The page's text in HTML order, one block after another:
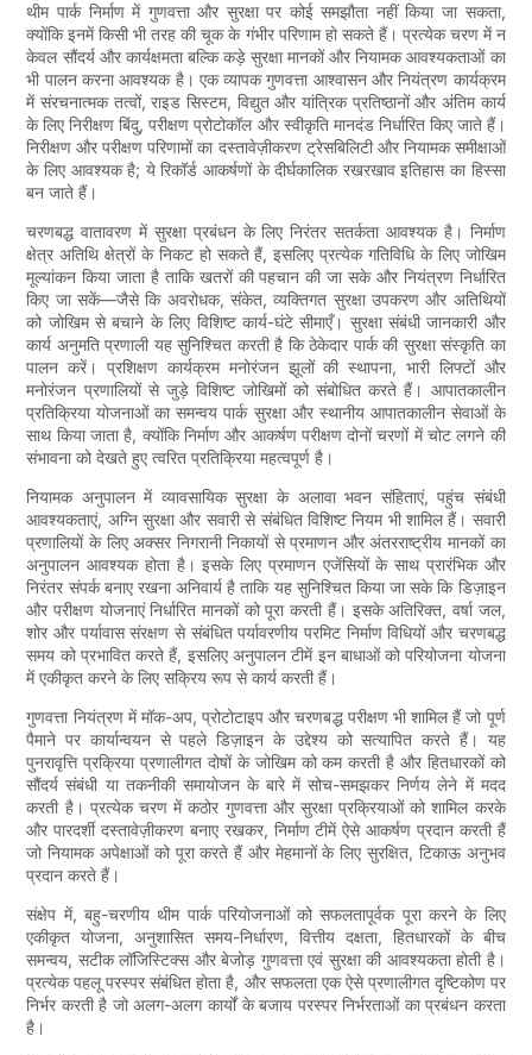
थीम पार्क निर्माण में गुणवत्ता और सुरक्षा पर कोई समझौता नहीं किया जा सकता,
क्योंकि इनमें किसी भी तरह की चूक के गंभीर परिणाम हो सकते हैं। प्रत्येक चरण में न
केवल सौंदर्य और कार्यक्षमता बल्कि कड़े सुरक्षा मानकों और नियामक आवश्यकताओं का
भी पालन करना आवश्यक है। एक व्यापक गुणवत्ता आश्वासन और नियंत्रण कार्यक्रम
में संरचनात्मक तत्वों, राइड सिस्टम, विद्युत और यांत्रिक प्रतिष्ठानों और अंतिम कार्य
के लिए निरीक्षण बिंदु, परीक्षण प्रोटोकॉल और स्वीकृति मानदंड निर्धारित किए जाते हैं।
निरीक्षण और परीक्षण परिणामों का दस्तावेज़ीकरण ट्रेसबिलिटी और नियामक समीक्षाओं
के लिए आवश्यक है; ये रिकॉर्ड आकर्षणों के दीर्घकालिक रखरखाव इतिहास का हिस्सा
बन जाते हैं।
चरणबद्ध वातावरण में सुरक्षा प्रबंधन के लिए निरंतर सतर्कता आवश्यक है। निर्माण
क्षेत्र अतिथि क्षेत्रों के निकट हो सकते हैं, इसलिए प्रत्येक गतिविधि के लिए जोखिम
मूल्यांकन किया जाता है ताकि खतरों की पहचान की जा सके और नियंत्रण निर्धारित
किए जा सकें—जैसे कि अवरोधक, संकेत, व्यक्तिगत सुरक्षा उपकरण और अतिथियों
को जोखिम से बचाने के लिए विशिष्ट कार्य-घंटे सीमाएँ। सुरक्षा संबंधी जानकारी और
कार्य अनुमति प्रणाली यह सुनिश्चित करती है कि ठेकेदार पार्क की सुरक्षा संस्कृति का
पालन करें। प्रशिक्षण कार्यक्रम मनोरंजन झूलों की स्थापना, भारी लिफ्टों और
मनोरंजन प्रणालियों से जुड़े विशिष्ट जोखिमों को संबोधित करते हैं। आपातकालीन
प्रतिक्रिया योजनाओं का समन्वय पार्क सुरक्षा और स्थानीय आपातकालीन सेवाओं के
साथ किया जाता है, क्योंकि निर्माण और आकर्षण परीक्षण दोनों चरणों में चोट लगने की
संभावना को देखते हुए त्वरित प्रतिक्रिया महत्वपूर्ण है।
नियामक अनुपालन में व्यावसायिक सुरक्षा के अलावा भवन संहिताएं, पहुंच संबंधी
आवश्यकताएं, अग्नि सुरक्षा और सवारी से संबंधित विशिष्ट नियम भी शामिल हैं। सवारी
प्रणालियों के लिए अक्सर निगरानी निकायों से प्रमाणन और अंतरराष्ट्रीय मानकों का
अनुपालन आवश्यक होता है। इसके लिए प्रमाणन एजेंसियों के साथ प्रारंभिक और
निरंतर संपर्क बनाए रखना अनिवार्य है ताकि यह सुनिश्चित किया जा सके कि डिज़ाइन
और परीक्षण योजनाएं निर्धारित मानकों को पूरा करती हैं। इसके अतिरिक्त, वर्षा जल,
शोर और पर्यावास संरक्षण से संबंधित पर्यावरणीय परमिट निर्माण विधियों और चरणबद्ध
समय को प्रभावित करते हैं, इसलिए अनुपालन टीमें इन बाधाओं को परियोजना योजना
में एकीकृत करने के लिए सक्रिय रूप से कार्य करती हैं।
गुणवत्ता नियंत्रण में मॉक-अप, प्रोटोटाइप और चरणबद्ध परीक्षण भी शामिल हैं जो पूर्ण
पैमाने पर कार्यान्वयन से पहले डिज़ाइन के उद्देश्य को सत्यापित करते हैं। यह
पुनरावृत्ति प्रक्रिया प्रणालीगत दोषों के जोखिम को कम करती है और हितधारकों को
सौंदर्य संबंधी या तकनीकी समायोजन के बारे में सोच-समझकर निर्णय लेने में मदद
करती है। प्रत्येक चरण में कठोर गुणवत्ता और सुरक्षा प्रक्रियाओं को शामिल करके
और पारदर्शी दस्तावेज़ीकरण बनाए रखकर, निर्माण टीमें ऐसे आकर्षण प्रदान करती हैं
जो नियामक अपेक्षाओं को पूरा करते हैं और मेहमानों के लिए सुरक्षित, टिकाऊ अनुभव
प्रदान करते हैं।
संक्षेप में, बहु-चरणीय थीम पार्क परियोजनाओं को सफलतापूर्वक पूरा करने के लिए
एकीकृत योजना, अनुशासित समय-निर्धारण, वित्तीय दक्षता, हितधारकों के बीच
समन्वय, सटीक लॉजिस्टिक्स और बेजोड़ गुणवत्ता एवं सुरक्षा की आवश्यकता होती है।
प्रत्येक पहलू परस्पर संबंधित होता है, और सफलता एक ऐसे प्रणालीगत दृष्टिकोण पर
निर्भर करती है जो अलग-अलग कार्यों के बजाय परस्पर निर्भरताओं का प्रबंधन करता
है।